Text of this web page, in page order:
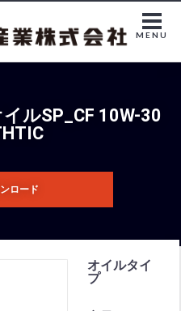
MENU
ルSP_CF 10W-30
ロード
オイルタイ
プ